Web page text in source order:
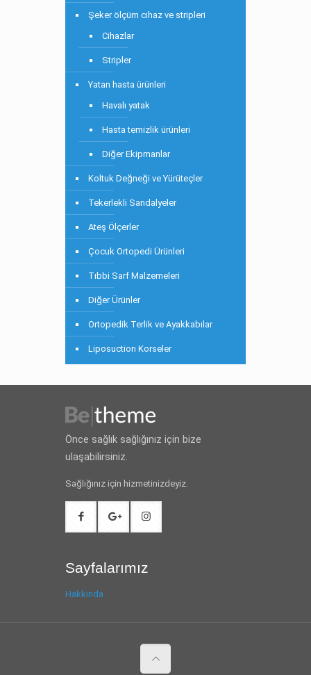
Şeker ölçüm cihaz ve stripleri
Cihazlar
Stripler
Yatan hasta ürünleri
Havalı yatak
Hasta temizlik ürünleri
Diğer Ekipmanlar
Koltuk Değneği ve Yürüteçler
Tekerlekli Sandalyeler
Ateş Ölçerler
Çocuk Ortopedi Ürünleri
Tıbbi Sarf Malzemeleri
Diğer Ürünler
Ortopedik Terlik ve Ayakkabılar
Liposuction Korseler
Önce sağlık sağlığınız için bize
ulaşabilirsiniz.
Sağlığınız için hizmetinizdeyiz.
Sayfalarımız
Hakkında